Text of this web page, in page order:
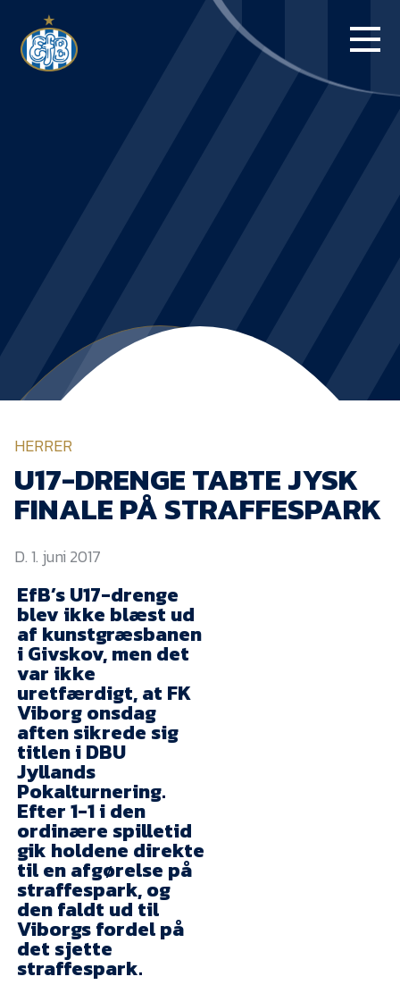
BLUE WATER
NYHEDER
Sydvestjysk Fodbold
Samarbejde
Partnere
Aktionærinformation
Kontakt
Presse
HERRER
U17-DRENGE TABTE JYSK
FINALE PÅ STRAFFESPARK
D. 1. juni 2017
EfB’s U17-drenge
blev ikke blæst ud
af kunstgræsbanen
i Givskov, men det
var ikke
uretfærdigt, at FK
Viborg onsdag
aften sikrede sig
titlen i DBU
Jyllands
Pokalturnering.
Efter 1-1 i den
ordinære spilletid
gik holdene direkte
til en afgørelse på
straffespark, og
den faldt ud til
Viborgs fordel på
det sjette
straffespark.